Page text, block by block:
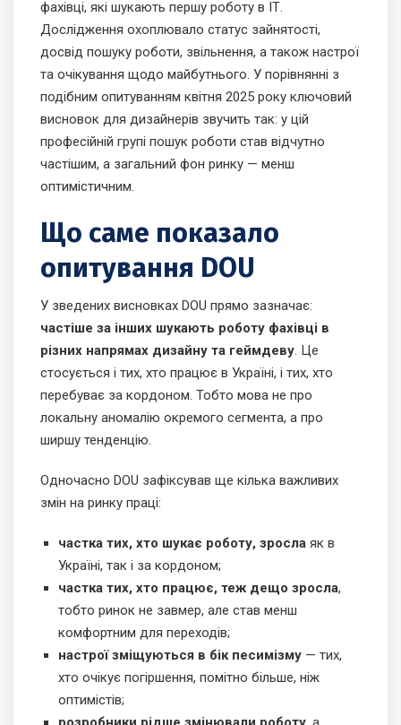
фахівці, які шукають першу роботу в ІТ.
Дослідження охоплювало статус зайнятості,
досвід пошуку роботи, звільнення, а також настрої
та очікування щодо майбутнього. У порівнянні з
подібним опитуванням квітня 2025 року ключовий
висновок для дизайнерів звучить так: у цій
професійній групі пошук роботи став відчутно
частішим, а загальний фон ринку — менш
оптимістичним.
Що саме показало
опитування DOU
У зведених висновках DOU прямо зазначає:
частіше за інших шукають роботу фахівці в
різних напрямах дизайну та геймдеву. Це
стосується і тих, хто працює в Україні, і тих, хто
перебуває за кордоном. Тобто мова не про
локальну аномалію окремого сегмента, а про
ширшу тенденцію.
Одночасно DOU зафіксував ще кілька важливих
змін на ринку праці:
частка тих, хто шукає роботу, зросла як в
Україні, так і за кордоном;
частка тих, хто працює, теж дещо зросла,
тобто ринок не завмер, але став менш
комфортним для переходів;
настрої зміщуються в бік песимізму — тих,
хто очікує погіршення, помітно більше, ніж
оптимістів;